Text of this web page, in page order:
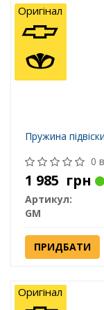
Пружина
0
1 985 грн
Артикул:
GM
ПРИДБАТИ
Оригінал
Оригінал